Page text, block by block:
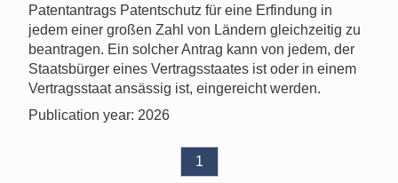
Patentantrags Patentschutz für eine Erfindung in
jedem einer großen Zahl von Ländern gleichzeitig zu
beantragen. Ein solcher Antrag kann von jedem, der
Staatsbürger eines Vertragsstaates ist oder in einem
Vertragsstaat ansässig ist, eingereicht werden.
Publication year: 2026
1